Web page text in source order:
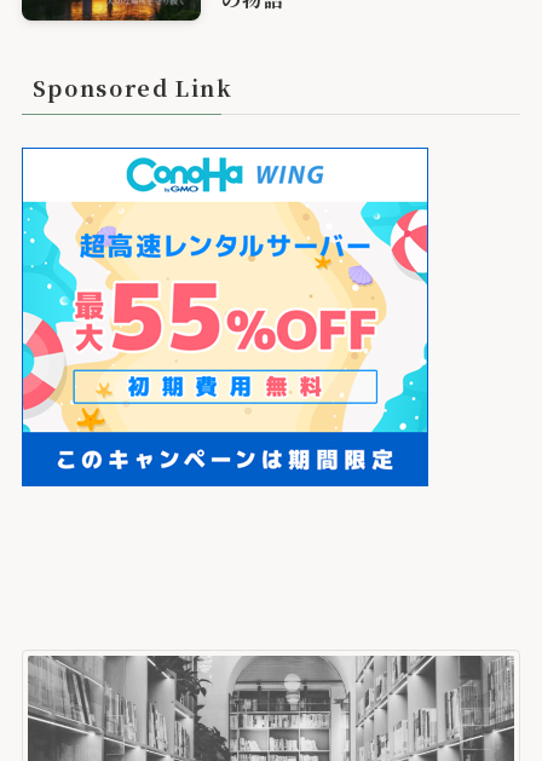
Sponsored Link